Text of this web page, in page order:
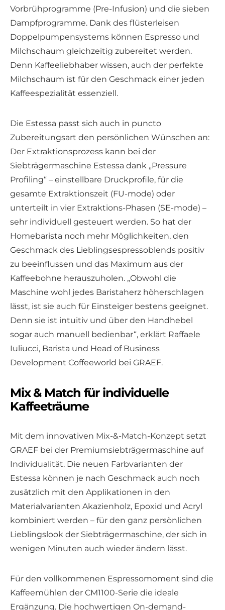
Vorbrühprogramme (Pre-Infusion) und die sieben
Dampfprogramme. Dank des flüsterleisen
Doppelpumpensystems können Espresso und
Milchschaum gleichzeitig zubereitet werden.
Denn Kaffeeliebhaber wissen, auch der perfekte
Milchschaum ist für den Geschmack einer jeden
Kaffeespezialität essenziell.
Die Estessa passt sich auch in puncto
Zubereitungsart den persönlichen Wünschen an:
Der Extraktionsprozess kann bei der
Siebträgermaschine Estessa dank „Pressure
Profiling“ – einstellbare Druckprofile, für die
gesamte Extraktionszeit (FU-mode) oder
unterteilt in vier Extraktions-Phasen (SE-mode) –
sehr individuell gesteuert werden. So hat der
Homebarista noch mehr Möglichkeiten, den
Geschmack des Lieblingsespressoblends positiv
zu beeinflussen und das Maximum aus der
Kaffeebohne herauszuholen. „Obwohl die
Maschine wohl jedes Baristaherz höherschlagen
lässt, ist sie auch für Einsteiger bestens geeignet.
Denn sie ist intuitiv und über den Handhebel
sogar auch manuell bedienbar“, erklärt Raffaele
Iuliucci, Barista und Head of Business
Development Coffeeworld bei GRAEF.
Mix & Match für individuelle
Kaffeeträume
Mit dem innovativen Mix-&-Match-Konzept setzt
GRAEF bei der Premiumsiebträgermaschine auf
Individualität. Die neuen Farbvarianten der
Estessa können je nach Geschmack auch noch
zusätzlich mit den Applikationen in den
Materialvarianten Akazienholz, Epoxid und Acryl
kombiniert werden – für den ganz persönlichen
Lieblingslook der Siebträgermaschine, der sich in
wenigen Minuten auch wieder ändern lässt.
Für den vollkommenen Espressomoment sind die
Kaffeemühlen der CM1100-Serie die ideale
Ergänzung. Die hochwertigen On-demand-